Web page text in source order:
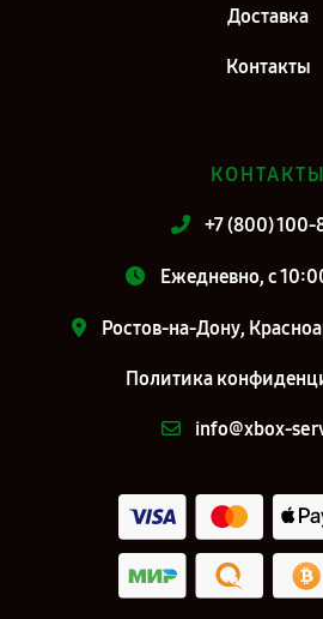
Доставка
Контакты
КОНТАКТЫ
+7 (800) 100-
Ежедневно, с
Ростов-на-Дону,
Политика
info@xbox-